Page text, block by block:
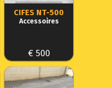
CIFES NT-500
Accessoires
€ 500